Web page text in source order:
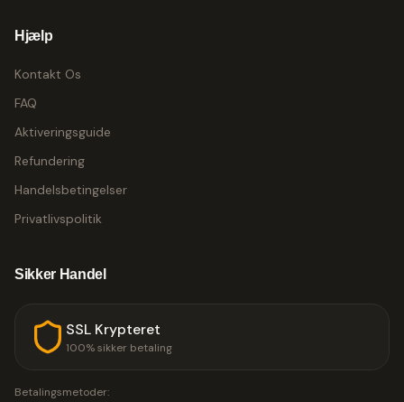
Hjælp
Kontakt Os
FAQ
Aktiveringsguide
Refundering
Handelsbetingelser
Privatlivspolitik
Sikker Handel
SSL Krypteret
100% sikker betaling
Betalingsmetoder: